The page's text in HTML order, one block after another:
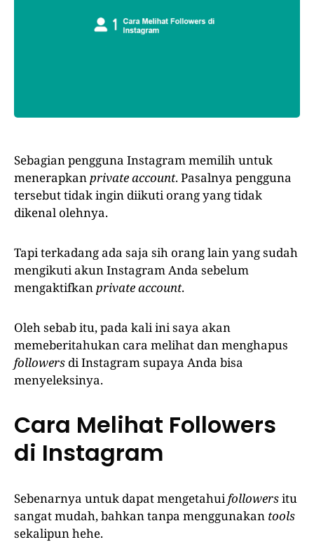
Sebagian pengguna Instagram memilih untuk
menerapkanprivate account. Pasalnya pengguna
tersebut tidak ingin diikuti orang yang tidak
dikenal olehnya.
Tapi terkadang ada saja sih orang lain yang sudah
mengikuti akun Instagram Anda sebelum
mengaktifkanprivate account.
Oleh sebab itu, pada kali ini saya akan
memeberitahukan cara melihat dan menghapus
followers di Instagram supaya Anda bisa
menyeleksinya.
Cara Melihat Followers
di Instagram
Sebenarnya untuk dapat mengetahuifollowersitu
sangat mudah, bahkan tanpa menggunakan tools
sekalipun hehe.